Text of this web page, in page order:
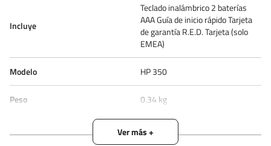
Incluye
Teclado inalámbrico 2 baterías
AAA Guía de inicio rápido Tarjeta
de garantía R.E.D. Tarjeta (solo
EMEA)
Modelo HP 350
Peso 0.34 kg
121.8 mm